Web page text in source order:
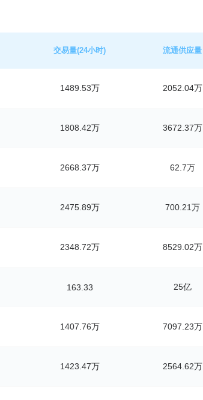
交易量(24小时) 流通供应量
1489.53万 2052.04万
1808.42万 3672.37万
2668.37万 62.7万
2475.89万 700.21万
2348.72万 8529.02万
163.33 25亿
1407.76万 7097.23万
1423.47万 2564.62万